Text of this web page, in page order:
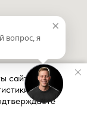
и
сайта,
×
вопрос, я